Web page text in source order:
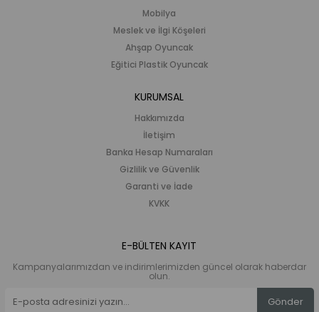
Mobilya
Meslek ve İlgi Köşeleri
Ahşap Oyuncak
Eğitici Plastik Oyuncak
KURUMSAL
Hakkımızda
İletişim
Banka Hesap Numaraları
Gizlilik ve Güvenlik
Garanti ve İade
KVKK
E-BÜLTEN KAYIT
Kampanyalarımızdan ve indirimlerimizden güncel olarak haberdar
olun.
Gönder